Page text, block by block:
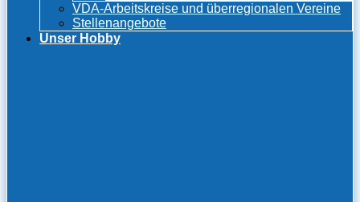
VDA-Arbeitskreise und überregionalen Vereine
Stellenangebote
Unser Hobby